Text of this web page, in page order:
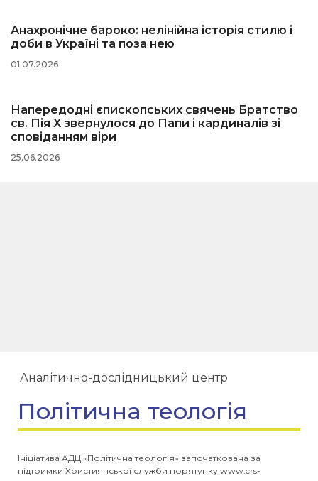
Анахронічне бароко: нелінійна історія стилю і
доби в Україні та поза нею
01.07.2026
Напередодні єпископських свячень Братство
св. Пія X звернулося до Папи і кардиналів зі
сповіданням віри
25.06.2026
Аналітично-дослідницький центр
Політична теологія
Ініціатива АДЦ «Політична теологія» започаткована за
підтримки Християнської служби порятунку www.crs-